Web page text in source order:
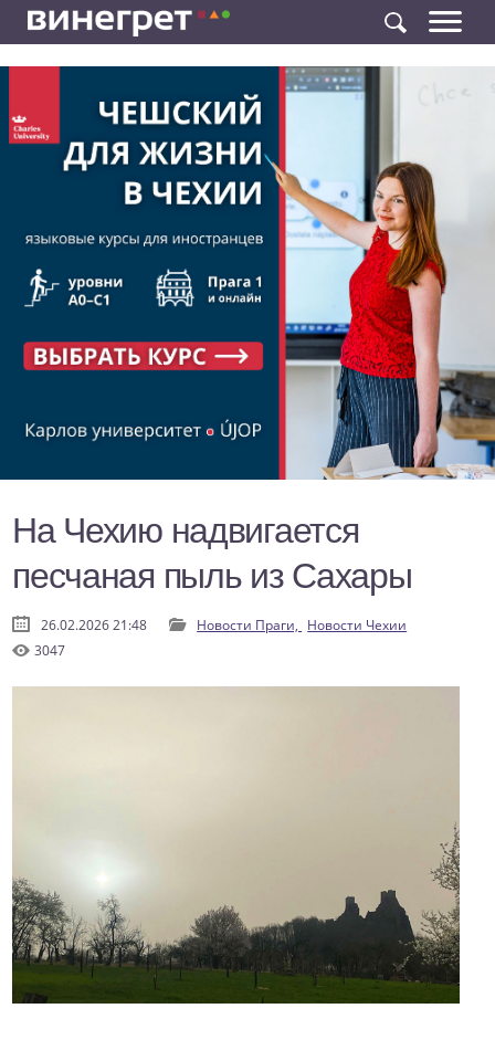
На Чехию надвигается
песчаная пыль из Сахары
26.02.2026 21:48 Новости Праги, Новости Чехии
3047